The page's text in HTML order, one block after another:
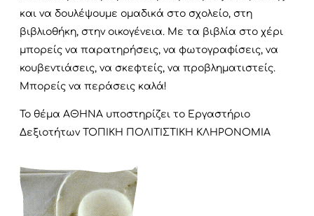
και να δουλέψουμε ομαδικά στο σχολείο, στη
βιβλιοθήκη, στην οικογένεια. Με τα βιβλία στο χέρι
μπορείς να παρατηρήσεις, να φωτογραφίσεις, να
κουβεντιάσεις, να σκεφτείς, να προβληματιστείς.
Μπορείς να περάσεις καλά!
To θέμα ΑΘΗΝΑ υποστηρίζει το Εργαστήριο
Δεξιοτήτων ΤΟΠΙΚΗ ΠΟΛΙΤΙΣΤΙΚΗ ΚΛΗΡΟΝΟΜΙΑ